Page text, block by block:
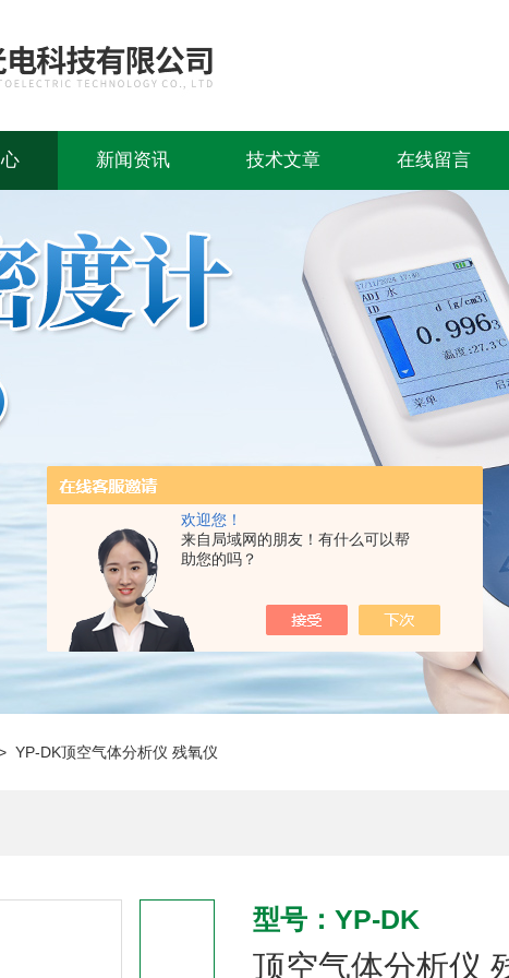
欢迎您！
来自局域网的朋友！有什么可以帮
助您的吗？
新闻资讯 技术文章 在线留言
YP-DK顶空气体分析仪 残氧仪
型号：YP-DK
顶空气体分析仪